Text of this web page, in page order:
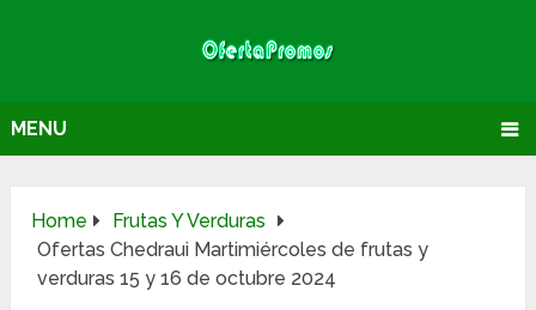
MENU
Home
Frutas Y Verduras
Ofertas Chedraui Martimiércoles de frutas y
verduras 15 y 16 de octubre 2024